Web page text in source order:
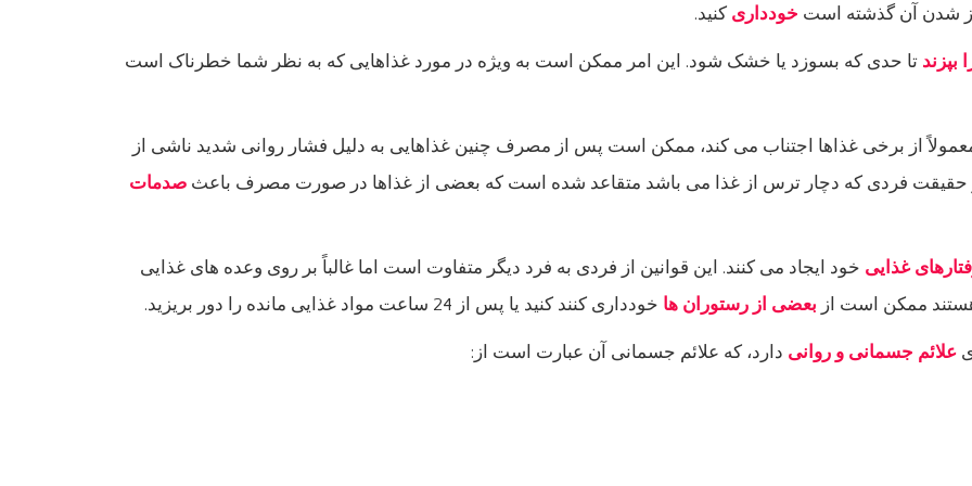
شدن آن گذشته است خودداری کنید.
بپزند تا حدی که بسوزد یا خشک شود. این امر ممکن است به ویژه در مورد غذاهایی که به نظر شما خطرناک است
از برخی غذاها اجتناب می کند، ممکن است پس از مصرف چنین غذاهایی به دلیل فشار روانی شدید ناشی از
حقیقت فردی که دچار ترس از غذا می باشد متقاعد شده است که بعضی از غذاها در صورت مصرف باعث صدمات
غذایی خود ایجاد می کنند. این قوانین از فردی به فرد دیگر متفاوت است اما غالباً بر روی وعده های غذایی
ممکن است از بعضی از رستوران ها خودداری کنند کنید یا پس از 24 ساعت مواد غذایی مانده را دور بریزید.
علائم جسمانی و روانی دارد، که علائم جسمانی آن عبارت است از: